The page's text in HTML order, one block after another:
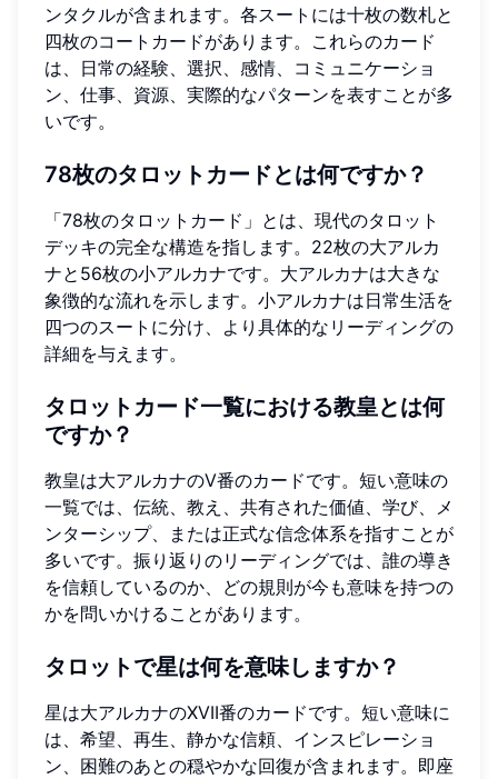
ンタクルが含まれます。各スートには十枚の数札と
四枚のコートカードがあります。これらのカード
は、日常の経験、選択、感情、コミュニケーショ
ン、仕事、資源、実際的なパターンを表すことが多
いです。
78枚のタロットカードとは何ですか？
「78枚のタロットカード」とは、現代のタロット
デッキの完全な構造を指します。22枚の大アルカ
ナと56枚の小アルカナです。大アルカナは大きな
象徴的な流れを示します。小アルカナは日常生活を
四つのスートに分け、より具体的なリーディングの
詳細を与えます。
タロットカード一覧における教皇とは何
ですか？
教皇は大アルカナのV番のカードです。短い意味の
一覧では、伝統、教え、共有された価値、学び、メ
ンターシップ、または正式な信念体系を指すことが
多いです。振り返りのリーディングでは、誰の導き
を信頼しているのか、どの規則が今も意味を持つの
かを問いかけることがあります。
タロットで星は何を意味しますか？
星は大アルカナのXVII番のカードです。短い意味に
は、希望、再生、静かな信頼、インスピレーショ
ン、困難のあとの穏やかな回復が含まれます。即座